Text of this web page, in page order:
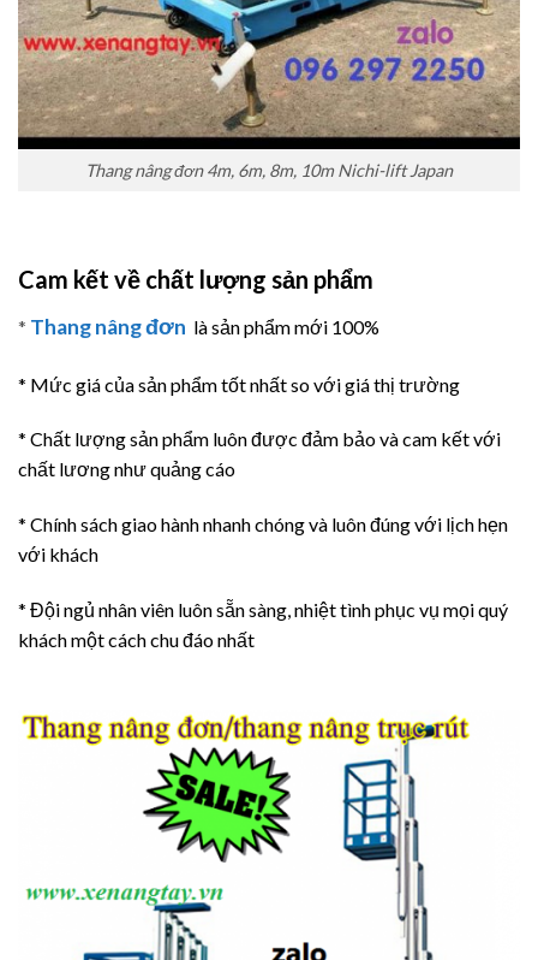
Thang nâng đơn 4m, 6m, 8m, 10m Nichi-lift Japan
Cam kết về chất lượng sản phẩm
* Thang nâng đơn là sản phẩm mới 100%
* Mức giá của sản phẩm tốt nhất so với giá thị trường
* Chất lượng sản phẩm luôn được đảm bảo và cam kết với
chất lương như quảng cáo
* Chính sách giao hành nhanh chóng và luôn đúng với lịch hẹn
với khách
* Đội ngủ nhân viên luôn sẵn sàng, nhiệt tình phục vụ mọi quý
khách một cách chu đáo nhất